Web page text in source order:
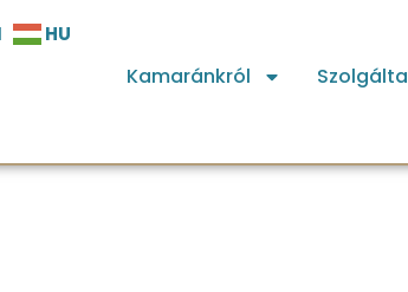
HU
Kamaránkról